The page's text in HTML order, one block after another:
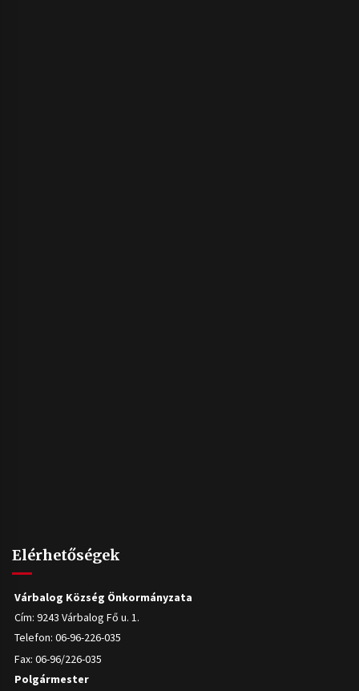
Elérhetőségek
Várbalog Község Önkormányzata
Cím: 9243 Várbalog Fő u. 1.
Telefon: 06-96-226-035
Fax: 06-96/226-035
Polgármester